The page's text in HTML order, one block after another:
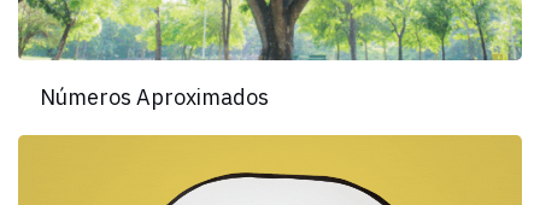
Números Aproximados